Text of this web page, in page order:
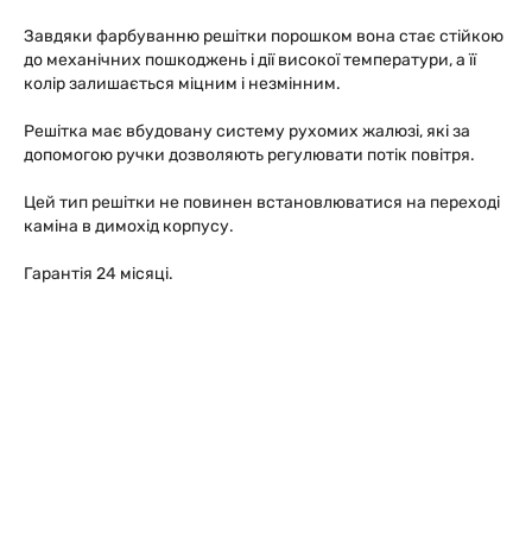
Завдяки фарбуванню решітки порошком вона стає стійкою
до механічних пошкоджень і дії високої температури, а її
колір залишається міцним і незмінним.
Решітка має вбудовану систему рухомих жалюзі, які за
допомогою ручки дозволяють регулювати потік повітря.
Цей тип решітки не повинен встановлюватися на переході
каміна в димохід корпусу.
Гарантія 24 місяці.